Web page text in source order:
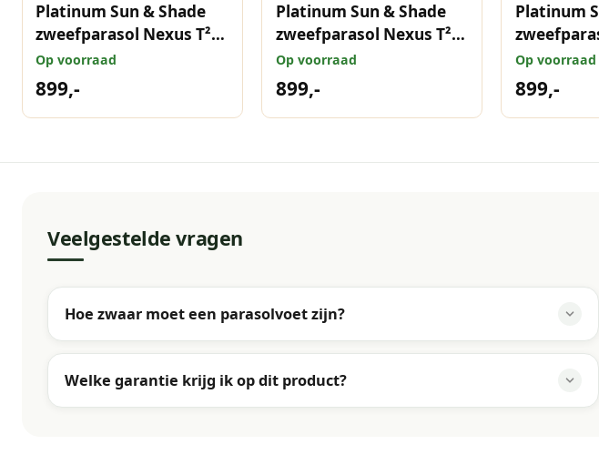
Platinum Sun & Shade
zweefparasol Nexus T²
Premium 300x300
Havana
Op voorraad
899,-
Platinum Sun & Shade
zweefparasol Nexus T²
Premium 300x300 Faded
black
Op voorraad
899,-
Platinum
Premium
Manhattan
Op voorraad
899,-
Veelgestelde vragen
Hoe zwaar moet een parasolvoet zijn?
Welke garantie krijg ik op dit product?